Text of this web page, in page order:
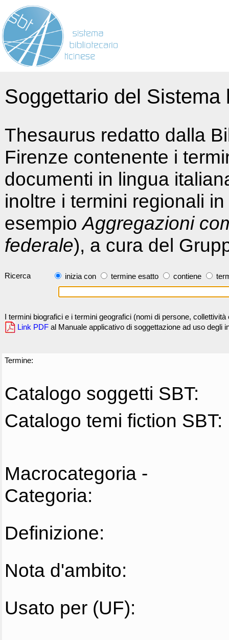
Soggettario del
Thesaurus redatto dalla
Firenze contenente i
documenti in lingua
inoltre i termini regionali
esempioAggregazioni
federale), a cura del
Ricerca inizia con termine esatto contiene
I termini biografici e i termini geografici (nomi di persone,
Link PDF al Manuale applicativo di soggettazione ad uso degli
Termine:
Catalogo soggetti SBT:
Catalogo temi fiction SBT:
Macrocategoria -
Categoria:
Definizione:
Nota d'ambito:
Usato per (UF):